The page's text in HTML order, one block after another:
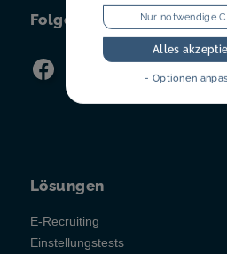
Folgen Sie uns!
Lösungen
E-Recruiting
Einstellungstests
Nur notwendige
Alles
- Optionen